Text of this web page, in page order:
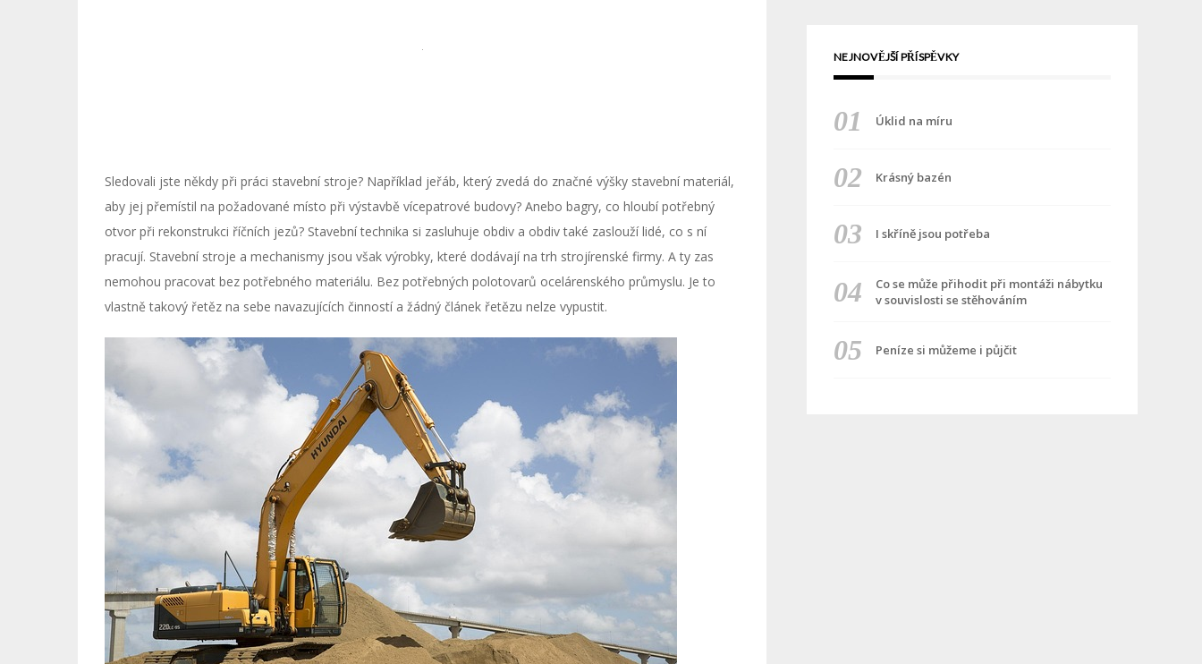
Sledovali jste někdy při práci stavební stroje? Například jeřáb, který zvedá do značné výšky stavební materiál,
aby jej přemístil na požadované místo při výstavbě vícepatrové budovy? Anebo bagry, co hloubí potřebný
otvor při rekonstrukci říčních jezů? Stavební technika si zasluhuje obdiv a obdiv také zaslouží lidé, co s ní
pracují. Stavební stroje a mechanismy jsou však výrobky, které dodávají na trh strojírenské firmy. A ty zas
nemohou pracovat bez potřebného materiálu. Bez potřebných polotovarů ocelárenského průmyslu. Je to
vlastně takový řetěz na sebe navazujících činností a žádný článek řetězu nelze vypustit.
NEJNOVĚJŠÍ PŘÍSPĚVKY
Úklid na míru
Krásný bazén
I skříně jsou potřeba
Co se může přihodit při montáži nábytku
v souvislosti se stěhováním
Peníze si můžeme i půjčit